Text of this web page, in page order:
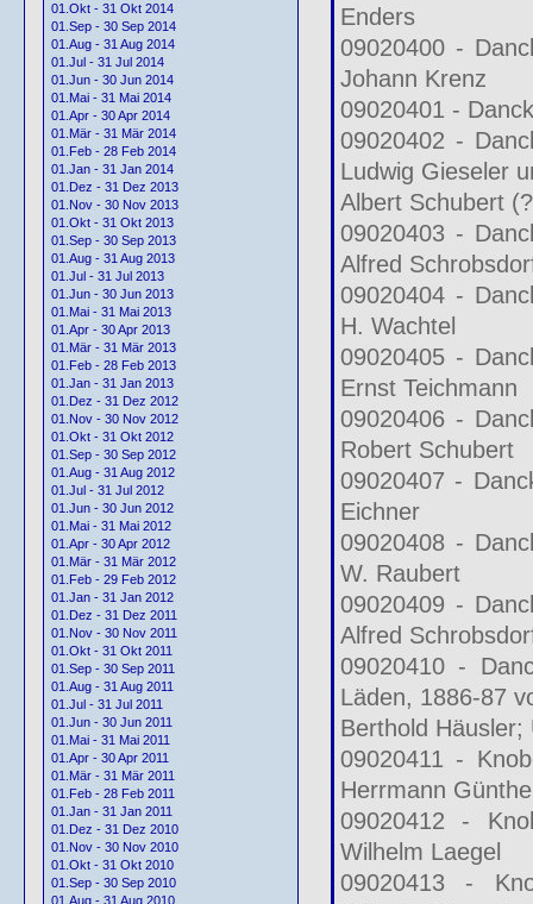
01.Okt - 31 Okt 2014
01.Sep - 30 Sep 2014
01.Aug - 31 Aug 2014
01.Jul - 31 Jul 2014
01.Jun - 30 Jun 2014
01.Mai - 31 Mai 2014
01.Apr - 30 Apr 2014
01.Mär - 31 Mär 2014
01.Feb - 28 Feb 2014
01.Jan - 31 Jan 2014
01.Dez - 31 Dez 2013
01.Nov - 30 Nov 2013
01.Okt - 31 Okt 2013
01.Sep - 30 Sep 2013
01.Aug - 31 Aug 2013
01.Jul - 31 Jul 2013
01.Jun - 30 Jun 2013
01.Mai - 31 Mai 2013
01.Apr - 30 Apr 2013
01.Mär - 31 Mär 2013
01.Feb - 28 Feb 2013
01.Jan - 31 Jan 2013
01.Dez - 31 Dez 2012
01.Nov - 30 Nov 2012
01.Okt - 31 Okt 2012
01.Sep - 30 Sep 2012
01.Aug - 31 Aug 2012
01.Jul - 31 Jul 2012
01.Jun - 30 Jun 2012
01.Mai - 31 Mai 2012
01.Apr - 30 Apr 2012
01.Mär - 31 Mär 2012
01.Feb - 29 Feb 2012
01.Jan - 31 Jan 2012
01.Dez - 31 Dez 2011
01.Nov - 30 Nov 2011
01.Okt - 31 Okt 2011
01.Sep - 30 Sep 2011
01.Aug - 31 Aug 2011
01.Jul - 31 Jul 2011
01.Jun - 30 Jun 2011
01.Mai - 31 Mai 2011
01.Apr - 30 Apr 2011
01.Mär - 31 Mär 2011
01.Feb - 28 Feb 2011
01.Jan - 31 Jan 2011
01.Dez - 31 Dez 2010
01.Nov - 30 Nov 2010
01.Okt - 31 Okt 2010
01.Sep - 30 Sep 2010
01.Aug - 31 Aug 2010
Enders
09020400 -
Johann Krenz
09020401 -
09020402 -
Ludwig Gieseler
Albert Schubert
09020403 -
Alfred
09020404 -
H. Wachtel
09020405 -
Ernst Teichmann
09020406 -
Robert Schubert
09020407 -
Eichner
09020408 -
W. Raubert
09020409 -
Alfred
09020410 -
Läden, 1886-87
Berthold Häusler;
09020411 -
Herrmann
09020412 -
Wilhelm Laegel
09020413 -